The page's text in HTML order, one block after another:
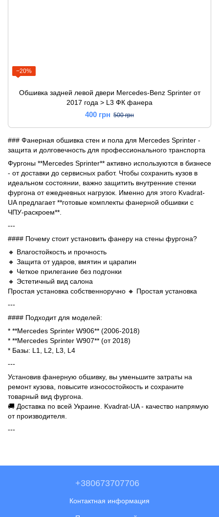
−20%
Обшивка задней левой двери Mercedes-Benz Sprinter от
2017 года > L3 ФК фанера
400 грн 500 грн
### Фанерная обшивка стен и пола для Mercedes Sprinter -
защита и долговечность для профессионального транспорта
Фургоны **Mercedes Sprinter** активно используются в бизнесе
- от доставки до сервисных работ. Чтобы сохранить кузов в
идеальном состоянии, важно защитить внутренние стенки
фургона от ежедневных нагрузок. Именно для этого Kvadrat-
UA предлагает **готовые комплекты фанерной обшивки с
ЧПУ-раскроем**.
---
#### Почему стоит установить фанеру на стены фургона?
🔸 Влагостойкость и прочность
🔸 Защита от ударов, вмятин и царапин
🔸 Четкое прилегание без подгонки
🔸 Эстетичный вид салона
Простая установка собственноручно 🔸 Простая установка
---
#### Подходит для моделей:
* **Mercedes Sprinter W906** (2006-2018)
* **Mercedes Sprinter W907** (от 2018)
* Базы: L1, L2, L3, L4
---
Установив фанерную обшивку, вы уменьшите затраты на
ремонт кузова, повысите износостойкость и сохраните
товарный вид фургона.
🚚 Доставка по всей Украине. Kvadrat-UA - качество напрямую
от производителя.
---
+380673707706
Контактная информация